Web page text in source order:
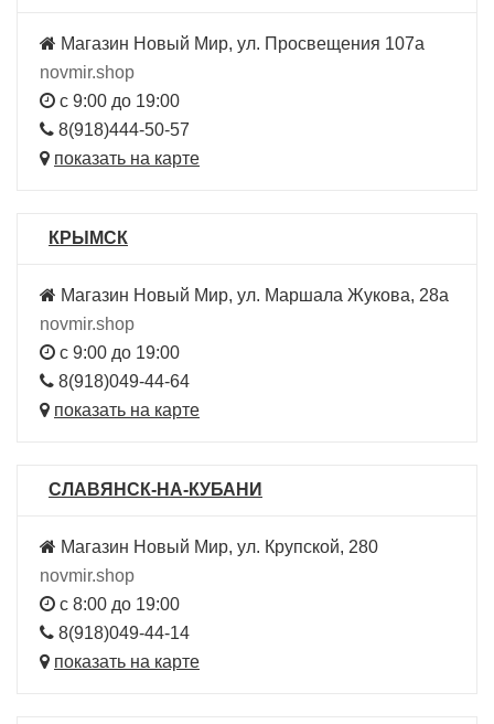
Магазин Новый Мир, ул. Просвещения 107а
novmir.shop
с 9:00 до 19:00
8(918)444-50-57
показать на карте
КРЫМСК
Магазин Новый Мир, ул. Маршала Жукова, 28а
novmir.shop
с 9:00 до 19:00
8(918)049-44-64
показать на карте
СЛАВЯНСК-НА-КУБАНИ
Магазин Новый Мир, ул. Крупской, 280
novmir.shop
с 8:00 до 19:00
8(918)049-44-14
показать на карте